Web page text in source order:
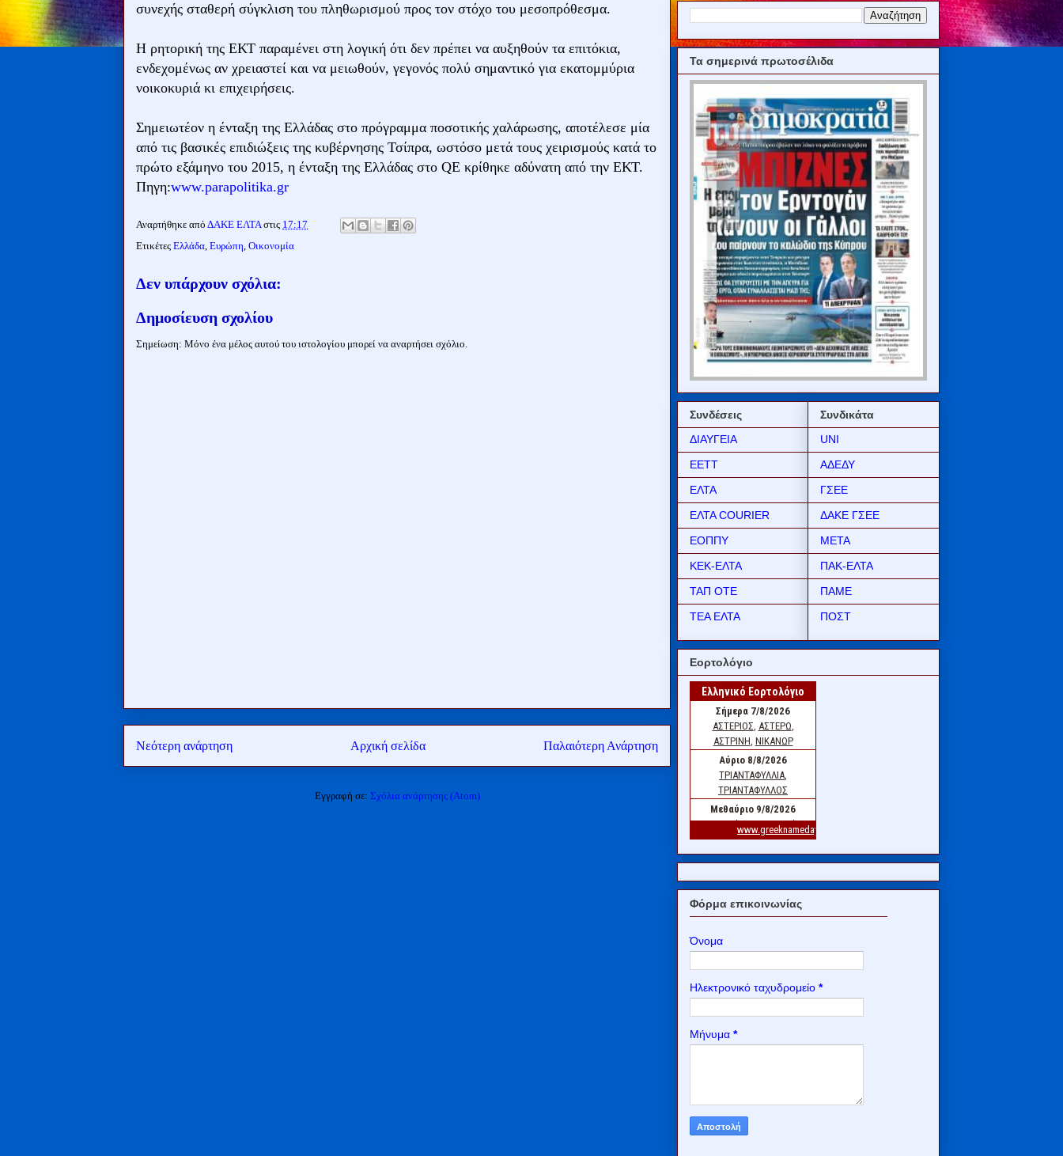
συνεχής σταθερή σύγκλιση του πληθωρισμού προς τον στόχο του μεσοπρόθεσμα.
H ρητορική της ΕΚΤ παραμένει στη λογική ότι δεν πρέπει να αυξηθούν τα επιτόκια,
ενδεχομένως αν χρειαστεί και να μειωθούν, γεγονός πολύ σημαντικό για εκατομμύρια
νοικοκυριά κι επιχειρήσεις.
Σημειωτέον η ένταξη της Ελλάδας στο πρόγραμμα ποσοτικής χαλάρωσης, αποτέλεσε μία
από τις βασικές επιδιώξεις της κυβέρνησης Τσίπρα, ωστόσο μετά τους χειρισμούς κατά το
πρώτο εξάμηνο του 2015, η ένταξη της Ελλάδας στο QE κρίθηκε αδύνατη από την ΕΚΤ.
Πηγη:www.parapolitika.gr
Αναρτήθηκε από ΔΑΚΕ ΕΛΤΑ στις 17:17
Ετικέτες Ελλάδα, Ευρώπη, Οικονομία
Δεν υπάρχουν σχόλια:
Δημοσίευση σχολίου
Σημείωση: Μόνο ένα μέλος αυτού του ιστολογίου μπορεί να αναρτήσει σχόλιο.
Νεότερη ανάρτηση Παλαιότερη Ανάρτηση
Αρχική σελίδα
Εγγραφή σε: Σχόλια ανάρτησης (Atom)
Τα σημερινά πρωτοσέλιδα
Συνδέσεις
ΔΙΑΥΓΕΙΑ
ΕΕΤΤ
ΕΛΤΑ
ΕΛΤΑ COURIER
ΕΟΠΠΥ
ΚΕΚ-ΕΛΤΑ
ΤΑΠ ΟΤΕ
ΤΕΑ ΕΛΤΑ
Συνδικάτα
UNI
ΑΔΕΔΥ
ΓΣΕΕ
ΔΑΚΕ ΓΣΕΕ
ΜΕΤΑ
ΠΑΚ-ΕΛΤΑ
ΠΑΜΕ
ΠΟΣΤ
Εορτολόγιο
Φόρμα επικοινωνίας
Όνομα
Ηλεκτρονικό ταχυδρομείο *
Μήνυμα *